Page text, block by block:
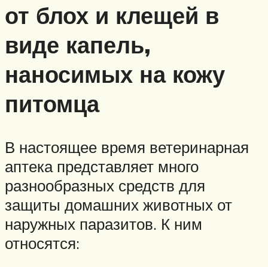
от блох и клещей в
виде капель,
наносимых на кожу
питомца
В настоящее время ветеринарная
аптека представляет много
разнообразных средств для
защиты домашних животных от
наружных паразитов. К ним
относятся: